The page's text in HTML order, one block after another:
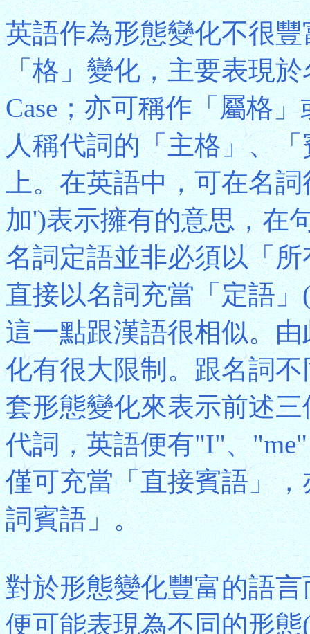
英語作為形態變化不很
「格」變化，主要表現於
Case；亦可稱作「屬格
人稱代詞的「主格」、
上。在英語中，可在名
加')表示擁有的意思，在
名詞定語並非必須以「
直接以名詞充當「定語
這一點跟漢語很相似。
化有很大限制。跟名詞
套形態變化來表示前述
代詞，英語便有"I"、
僅可充當「直接賓語」
詞賓語」。
對於形態變化豐富的語
便可能表現為不同的形